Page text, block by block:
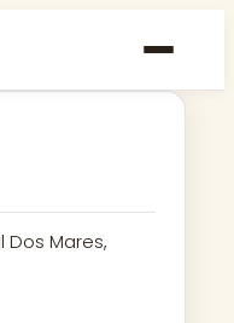
Mares,